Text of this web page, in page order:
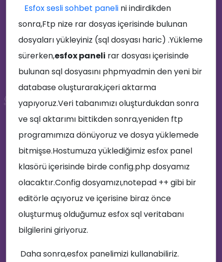
🚀
💭
👨‍💻
Esfox sesli sohbet paneli ni indirdikden
sonra,Ftp nize rar dosyas içerisinde bulunan
dosyaları yükleyiniz (sql dosyası haric) .Yükleme
sürerken,esfox paneli rar dosyası içerisinde
bulunan sql dosyasını phpmyadmin den yeni bir
database oluşturarak,içeri aktarma
yapıyoruz.Veri tabanımızı oluşturdukdan sonra
ve sql aktarımı bittikden sonra,yeniden ftp
programımıza dönüyoruz ve dosya yüklemede
bitmişse.Hostumuza yüklediğimiz esfox panel
klasörü içerisinde birde config.php dosyamız
olacaktır.Config dosyamızı,notepad ++ gibi bir
editörle açıyoruz ve içerisine biraz önce
oluşturmuş olduğumuz esfox sql veritabanı
bilgilerini giriyoruz.
Daha sonra,esfox panelimizi kullanabiliriz.